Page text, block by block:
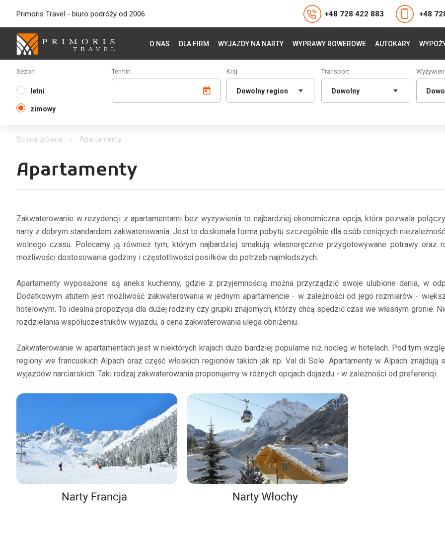
Primoris Travel - biuro podróży od 2006 +48 728 422 883 +48
O NAS DLA FIRM WYJAZDY NA NARTY WYPRAWY ROWEROWE AUTOKARY
Sezon
letni
zimowy
Termin Kraj Transport
Strona główna > Apartamenty
Apartamenty
Zakwaterowanie w rezydencji z apartamentami bez wyżywienia to najbardziej ekonomiczna opcja, która pozwala
narty z dobrym standardem zakwaterowania. Jest to doskonała forma pobytu szczególnie dla osób ceniących
wolnego czasu. Polecamy ją również tym, którym najbardziej smakują własnoręcznie przygotowywane potrawy
możliwości dostosowania godziny i częstotliwości posiłków do potrzeb najmłodszych.
Apartamenty wyposażone są aneks kuchenny, gdzie z przyjemnością można przyrządzić swoje ulubione dania, w
Dodatkowym atutem jest możliwość zakwaterowania w jednym apartamencie - w zależności od jego rozmiarów -
hotelowym. To idealna propozycja dla dużej rodziny czy grupki znajomych, którzy chcą spędzić czas we własnym gronie.
rozdzielania współuczestników wyjazdu, a cena zakwaterowania ulega obniżeniu.
Zakwaterowanie w apartamentach jest w niektórych krajach dużo bardziej popularne niż nocleg w hotelach. Pod tym
regiony we francuskich Alpach oraz część włoskich regionów takich jak np. Val di Sole. Apartamenty w Alpach
wyjazdów narciarskich. Taki rodzaj zakwaterowania proponujemy w różnych opcjach dojazdu - w zależności od preferencji.